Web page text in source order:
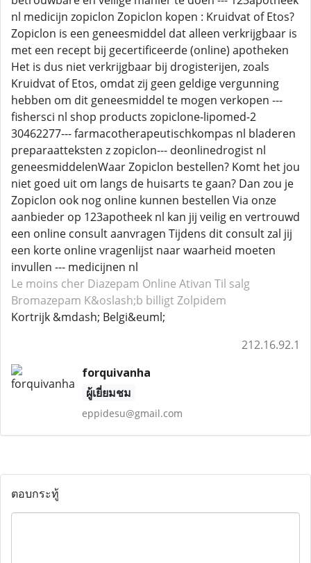
nl medicijn zopiclon Zopiclon kopen : Kruidvat of Etos?
Zopiclon is een geneesmiddel dat alleen verkrijgbaar is
met een recept bij gecertificeerde (online) apotheken
Het is dus niet verkrijgbaar bij drogisterijen, zoals
Kruidvat of Etos, omdat zij geen geldige vergunning
hebben om dit geneesmiddel te mogen verkopen ---
fishersci nl shop products zopiclone-lipomed-2
30462277--- farmacotherapeutischkompas nl bladeren
preparaatteksten z zopiclon--- deonlinedrogist nl
geneesmiddelenWaar Zopiclon bestellen? Komt het jou
niet goed uit om langs de huisarts te gaan? Dan zou je
Zopiclon ook nog online kunnen bestellen Via onze
aanbieder op 123apotheek nl kan jij veilig en vertrouwd
een online consult aanvragen Tijdens dit consult zal jij
een korte online vragenlijst naar waarheid moeten
invullen --- medicijnen nl
Le moins cher Diazepam Online Ativan Til salg
Bromazepam K&oslash;b billigt Zolpidem
Kortrijk &mdash; Belgi&euml;
212.16.92.1
forquivanha
ผู้เยี่ยมชม
eppidesu@gmail.com
ตอบกระทู้